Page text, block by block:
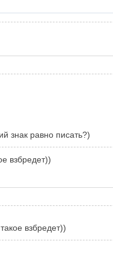
знак равно писать?)
взбредет))
взбредет))